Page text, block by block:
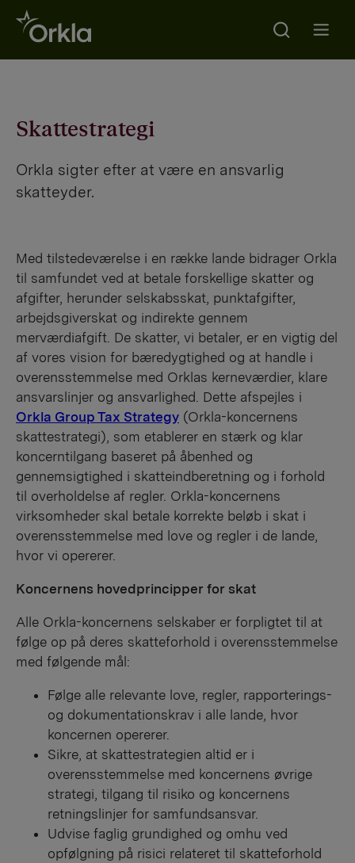
Go to frontpage
Search
Skattestrategi
Orkla sigter efter at være en ansvarlig
skatteyder.
Med tilstedeværelse i en række lande bidrager Orkla
til samfundet ved at betale forskellige skatter og
afgifter, herunder selskabsskat, punktafgifter,
arbejdsgiverskat og indirekte gennem
merværdiafgift. De skatter, vi betaler, er en vigtig del
af vores vision for bæredygtighed og at handle i
overensstemmelse med Orklas kerneværdier, klare
ansvarslinjer og ansvarlighed. Dette afspejles i
Orkla Group Tax Strategy (Orkla-koncernens
skattestrategi), som etablerer en stærk og klar
koncerntilgang baseret på åbenhed og
gennemsigtighed i skatteindberetning og i forhold
til overholdelse af regler. Orkla-koncernens
virksomheder skal betale korrekte beløb i skat i
overensstemmelse med love og regler i de lande,
hvor vi opererer.
Koncernens hovedprincipper for skat
Alle Orkla-koncernens selskaber er forpligtet til at
følge op på deres skatteforhold i overensstemmelse
med følgende mål:
Følge alle relevante love, regler, rapporterings-
og dokumentationskrav i alle lande, hvor
koncernen opererer.
Sikre, at skattestrategien altid er i
overensstemmelse med koncernens øvrige
strategi, tilgang til risiko og koncernens
retningslinjer for samfundsansvar.
Udvise faglig grundighed og omhu ved
opfølgning på risici relateret til skatteforhold